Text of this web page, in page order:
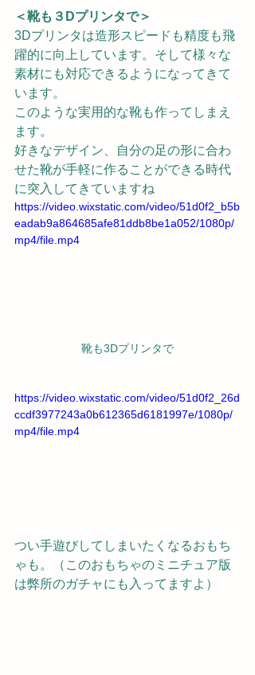
＜靴も３Dプリンタで＞
3Dプリンタは造形スピードも精度も飛
躍的に向上しています。そして様々な
素材にも対応できるようになってきて
います。
このような実用的な靴も作ってしまえ
ます。
好きなデザイン、自分の足の形に合わ
せた靴が手軽に作ることができる時代
に突入してきていますね
https://video.wixstatic.com/video/51d0f2_b5b
eadab9a864685afe81ddb8be1a052/1080p/
mp4/file.mp4
靴も3Dプリンタで
https://video.wixstatic.com/video/51d0f2_26d
ccdf3977243a0b612365d6181997e/1080p/
mp4/file.mp4
つい手遊びしてしまいたくなるおもち
ゃも。（このおもちゃのミニチュア版
は弊所のガチャにも入ってますよ）